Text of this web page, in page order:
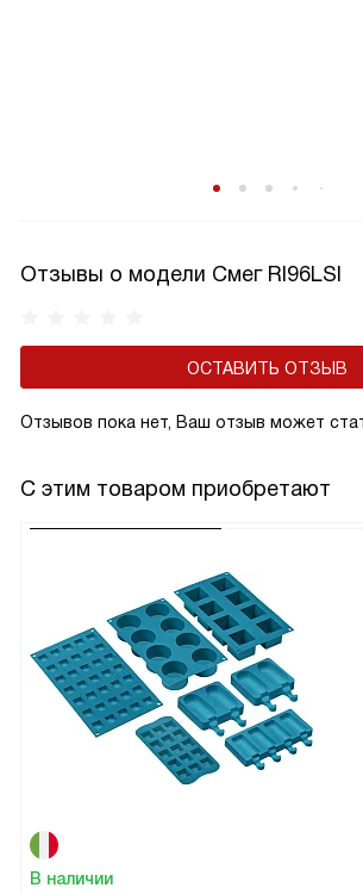
Отзывы о модели Смег RI96LSI
ОСТАВИТЬ ОТЗЫВ
Отзывов пока нет, Ваш отзыв может
С этим товаром приобретают
В наличии